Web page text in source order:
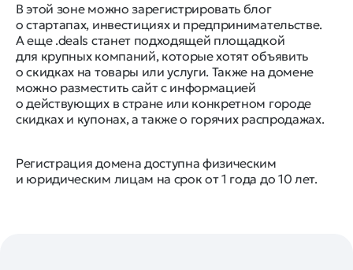
В этой зоне можно зарегистрировать блог
о стартапах, инвестициях и предпринимательстве.
А еще .deals станет подходящей площадкой
для крупных компаний, которые хотят объявить
о скидках на товары или услуги. Также на домене
можно разместить сайт с информацией
о действующих в стране или конкретном городе
скидках и купонах, а также о горячих распродажах.
Регистрация домена доступна физическим
и юридическим лицам на срок от 1 года до 10 лет.